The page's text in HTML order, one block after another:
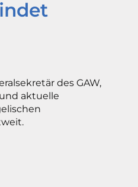
des GAW,
aktuelle